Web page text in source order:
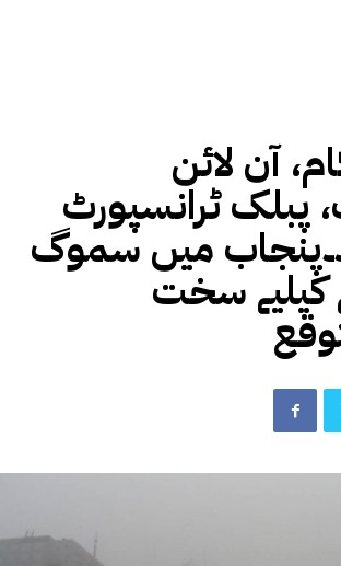
آن لائن
پبلک ٹرانسپورٹ
میں سموگ
کیلیے سخت